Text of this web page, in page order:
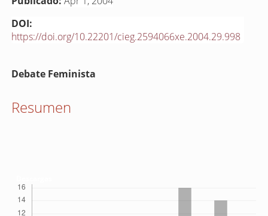
DOI:
https://doi.org/10.22201/cieg.2594066xe.2004.29.998
Contenido
del
Debate Feminista
Resumen